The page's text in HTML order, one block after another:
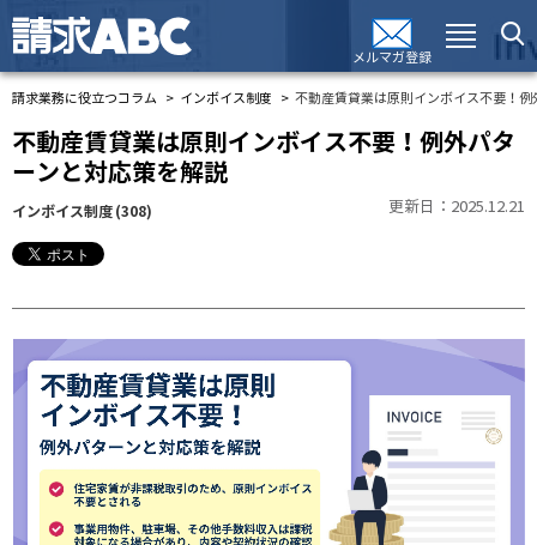
メルマガ登録
請求業務に役立つコラム インボイス制度 不動産賃貸業は原則インボイス不要！
不動産賃貸業は原則インボイス不要！例外パタ
ーンと対応策を解説
インボイス制度 (308) 更新日：2025.12.21